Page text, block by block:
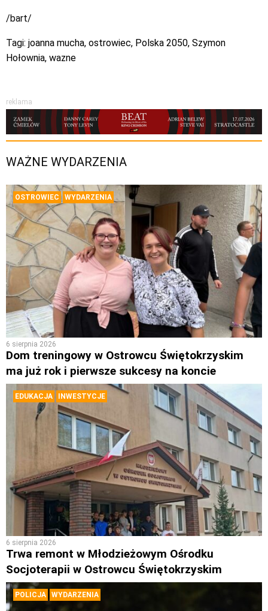
/bart/
Tagi: joanna mucha, ostrowiec, Polska 2050, Szymon
Hołownia, wazne
reklama
WAŻNE WYDARZENIA
OSTROWIEC WYDARZENIA
6 sierpnia 2026
Dom treningowy w Ostrowcu Świętokrzyskim
ma już rok i pierwsze sukcesy na koncie
EDUKACJA INWESTYCJE
6 sierpnia 2026
Trwa remont w Młodzieżowym Ośrodku
Socjoterapii w Ostrowcu Świętokrzyskim
POLICJA WYDARZENIA